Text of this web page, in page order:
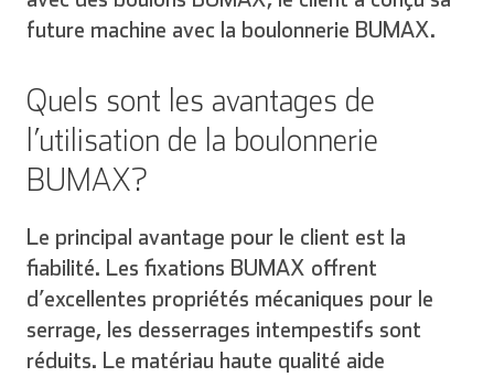
future machine avec la boulonnerie BUMAX.
Quels sont les avantages de
l’utilisation de la boulonnerie
BUMAX?
Le principal avantage pour le client est la
fiabilité. Les fixations BUMAX offrent
d’excellentes propriétés mécaniques pour le
serrage, les desserrages intempestifs sont
réduits. Le matériau haute qualité aide